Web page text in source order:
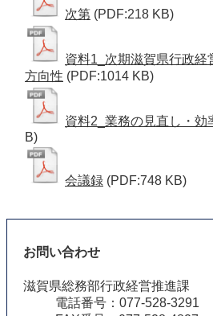
次第 (PDF:218 KB)
資料1_次期滋賀県行政経
方向性 (PDF:1014 KB)
資料2_業務の見直し・効
B)
会議録 (PDF:748 KB)
お問い合わせ
滋賀県総務部行政経営推進課
電話番号：077-528-3291